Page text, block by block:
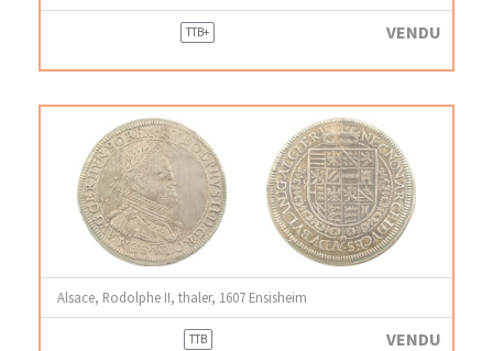
TTB+ VENDU
Alsace, Rodolphe II, thaler, 1607 Ensisheim
TTB VENDU